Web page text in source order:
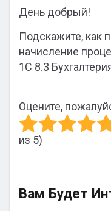
День добрый!
Подскажите, как
начисление
1С 8.3
Оцените,
из 5)
Вам Будет